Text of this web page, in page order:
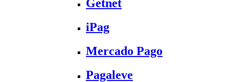
Getnet
iPag
Mercado Pago
Pagaleve